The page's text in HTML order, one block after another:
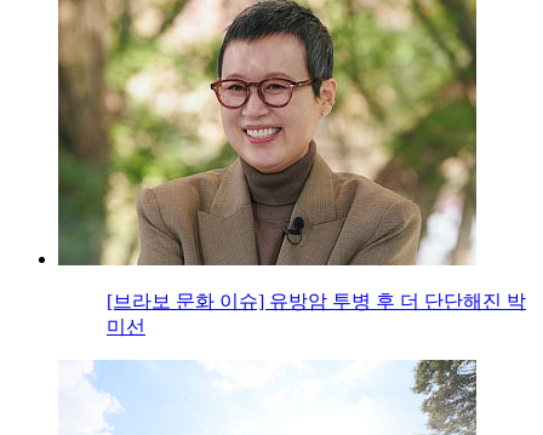
[브라보 문화 이슈] 유방암 투병 후 더 단단해진 박
미선